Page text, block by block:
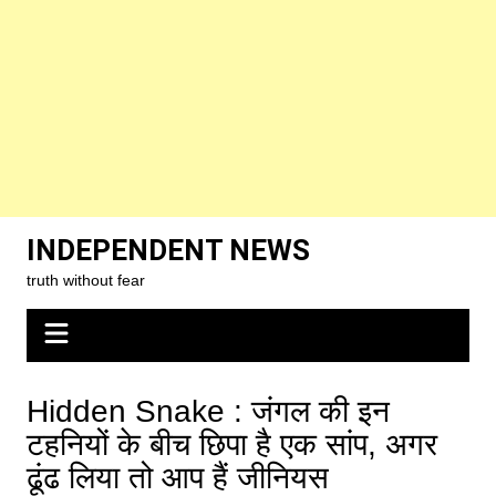
content
INDEPENDENT NEWS
truth without fear
Hidden Snake : जंगल की इन
टहनियों के बीच छिपा है एक सांप, अगर
ढूंढ लिया तो आप हैं जीनियस